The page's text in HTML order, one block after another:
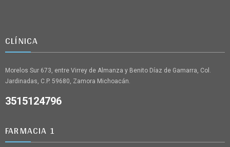
CLÍNICA
Morelos Sur 673, entre Virrey de Almanza y Benito Díaz de Gamarra, Col.
Jardinadas, C.P. 59680, Zamora Michoacán.
3515124796
FARMACIA 1